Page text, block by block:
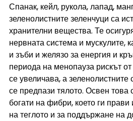
Спанак, кейл, рукола, лапад,
зеленолистните зеленчуци са
хранителни вещества. Те
нервната система и мускулите,
и зъби и желязо за енергия и
периода на менопауза рискът
се увеличава, а зеленолистните
се предпази тялото. Освен това
богати на фибри, което ги
на теглото и за поддържане на